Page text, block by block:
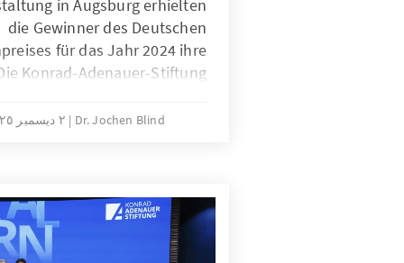
in Augsburg erhielten
die Gewinner des Deutschen
für das Jahr 2024 ihre
Konrad-Adenauer-Stiftung
Redaktionen, die mit ihrer
Dr. Jochen Blind ٢ ديسمبر ٢٠٢٥